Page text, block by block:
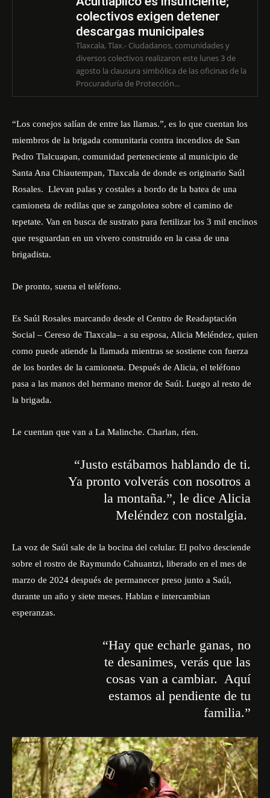
colectivos exigen detener
descargas municipales
Tlaxcala, Tlax.- Ciudadanos, comunidades y
diversos colectivos realizaron este lunes 3 de
agosto la clausura simbólica de las oficinas de la
Procuraduría de Protección...
“Los conejos salían de entre las llamas.”, es lo que cuentan los
miembros de la brigada comunitaria contra incendios de San
Pedro Tlalcuapan, comunidad perteneciente al municipio de
Santa Ana Chiautempan, Tlaxcala de donde es originario Saúl
Rosales. Llevan palas y costales a bordo de la batea de una
camioneta de redilas que se zangolotea sobre el camino de
tepetate. Van en busca de sustrato para fertilizar los 3 mil encinos
que resguardan en un vivero construido en la casa de una
brigadista.
De pronto, suena el teléfono.
Es Saúl Rosales marcando desde el Centro de Readaptación
Social – Cereso de Tlaxcala– a su esposa, Alicia Meléndez, quien
como puede atiende la llamada mientras se sostiene con fuerza
de los bordes de la camioneta. Después de Alicia, el teléfono
pasa a las manos del hermano menor de Saúl. Luego al resto de
la brigada.
Le cuentan que van a La Malinche. Charlan, ríen.
“Justo estábamos hablando de ti.
Ya pronto volverás con nosotros a
la montaña.”, le dice Alicia
Meléndez con nostalgia.
La voz de Saúl sale de la bocina del celular. El polvo desciende
sobre el rostro de Raymundo Cahuantzi, liberado en el mes de
marzo de 2024 después de permanecer preso junto a Saúl,
durante un año y siete meses. Hablan e intercambian
esperanzas.
“Hay que echarle ganas, no
te desanimes, verás que las
cosas van a cambiar. Aquí
estamos al pendiente de tu
familia.”